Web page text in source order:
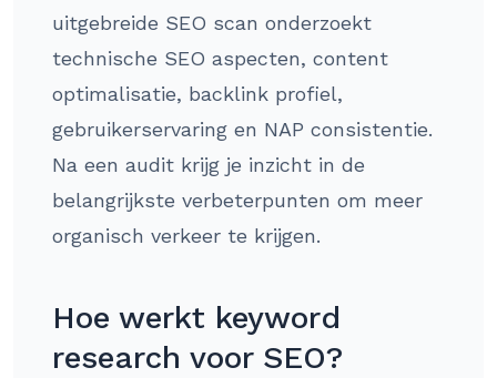
uitgebreide SEO scan onderzoekt
technische SEO aspecten, content
optimalisatie, backlink profiel,
gebruikerservaring en NAP consistentie.
Na een audit krijg je inzicht in de
belangrijkste verbeterpunten om meer
organisch verkeer te krijgen.
Hoe werkt keyword
research voor SEO?